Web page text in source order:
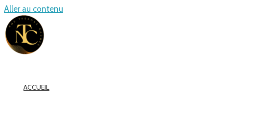
Aller au contenu
ACCUEIL